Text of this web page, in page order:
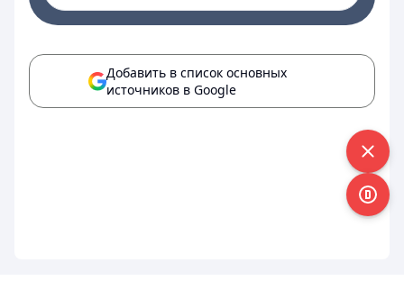
Добавить в список основных
источников в Google